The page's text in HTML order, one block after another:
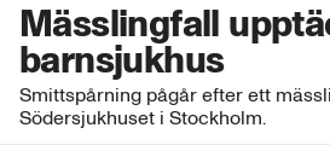
Mässlingfall
barnsjukhus
Smittspårning pågår efter ett
Södersjukhuset i Stockholm.